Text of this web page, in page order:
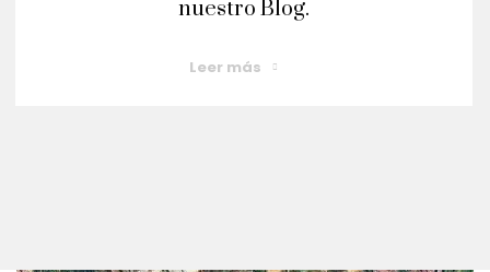
nuestro Blog.
Leer más